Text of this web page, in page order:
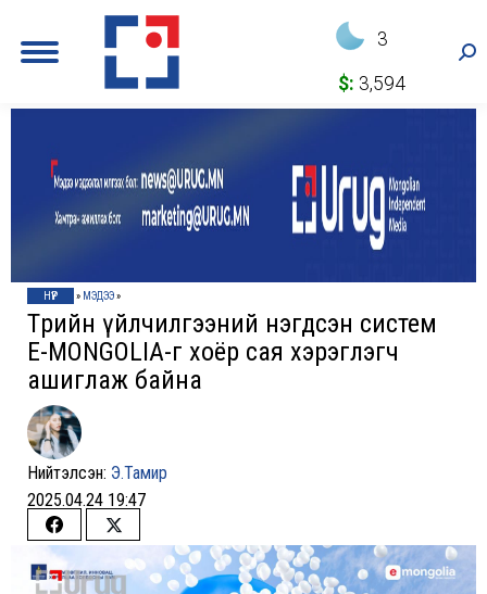
3
$: 3,594
НҮҮР » МЭДЭЭ»
Төрийн үйлчилгээний нэгдсэн систем
E-MONGOLIA-г хоёр сая хэрэглэгч
ашиглаж байна
Нийтэлсэн: Э.Тамир
2025.04.24 19:47
Share
on
Share
on